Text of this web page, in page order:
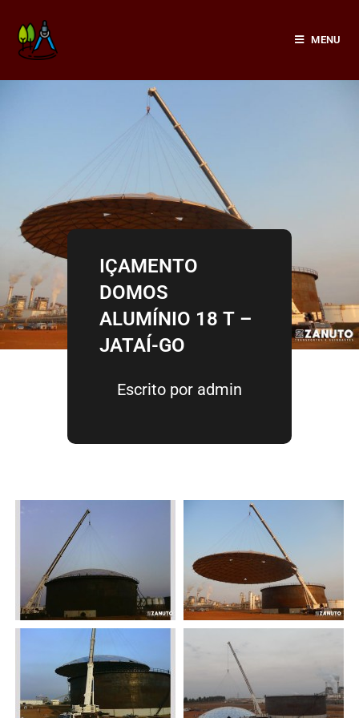
para
MENU
IÇAMENTO
DOMOS
ALUMÍNIO 18 T –
JATAÍ-GO
Escrito por admin